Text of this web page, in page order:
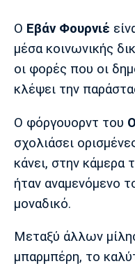
Πολιτισμός
Τραγούδια
Cine Spot
Media
Παρασκήνιο
Πρόγραμμα TV
Μπαρτσελόνα
Μάντσεστερ
Ο Εβάν Φουρνιέ
μέσα κοινωνικής
οι φορές που οι
κλέψει την
Ο φόργουορντ του
σχολιάσει
κάνει, στην κάμερα
ήταν αναμενόμενο
μοναδικό.
Μεταξύ άλλων
μπαρμπέρη, το